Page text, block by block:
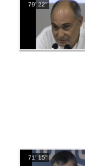
79' 22''
71' 15''